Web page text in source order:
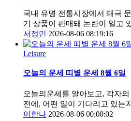
국내 유명 전통시장에서 태극
기 상품이 판매돼 논란이 일고
서정민 2026-08-06 08:19:16
Leisure
오늘의 운세 띠별 운세 8월 6일
오늘의운세를 알아보고, 각자
전에, 어떤 일이 기다리고 있는
이한나 2026-08-06 00:00:02